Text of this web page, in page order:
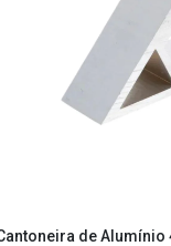
de Alumínio